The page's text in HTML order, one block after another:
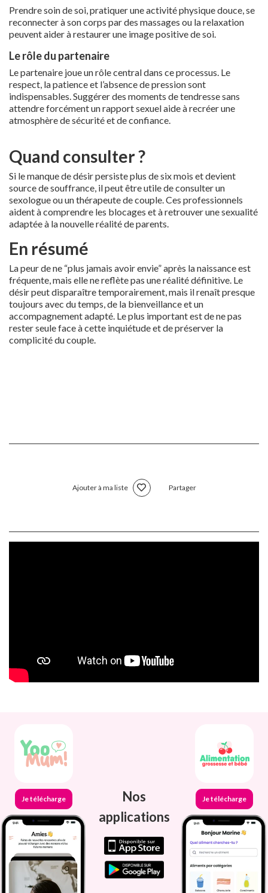
Prendre soin de soi, pratiquer une activité physique douce, se
reconnecter à son corps par des massages ou la relaxation
peuvent aider à restaurer une image positive de soi.
Le rôle du partenaire
Le partenaire joue un rôle central dans ce processus. Le
respect, la patience et l’absence de pression sont
indispensables. Suggérer des moments de tendresse sans
attendre forcément un rapport sexuel aide à recréer une
atmosphère de sécurité et de confiance.
Quand consulter ?
Si le manque de désir persiste plus de six mois et devient
source de souffrance, il peut être utile de consulter un
sexologue ou un thérapeute de couple. Ces professionnels
aident à comprendre les blocages et à retrouver une sexualité
adaptée à la nouvelle réalité de parents.
En résumé
La peur de ne “plus jamais avoir envie” après la naissance est
fréquente, mais elle ne reflète pas une réalité définitive. Le
désir peut disparaître temporairement, mais il renaît presque
toujours avec du temps, de la bienveillance et un
accompagnement adapté. Le plus important est de ne pas
rester seule face à cette inquiétude et de préserver la
complicité du couple.
Ajouter à ma liste Partager
Je télécharge
Nos
applications
Je télécharge